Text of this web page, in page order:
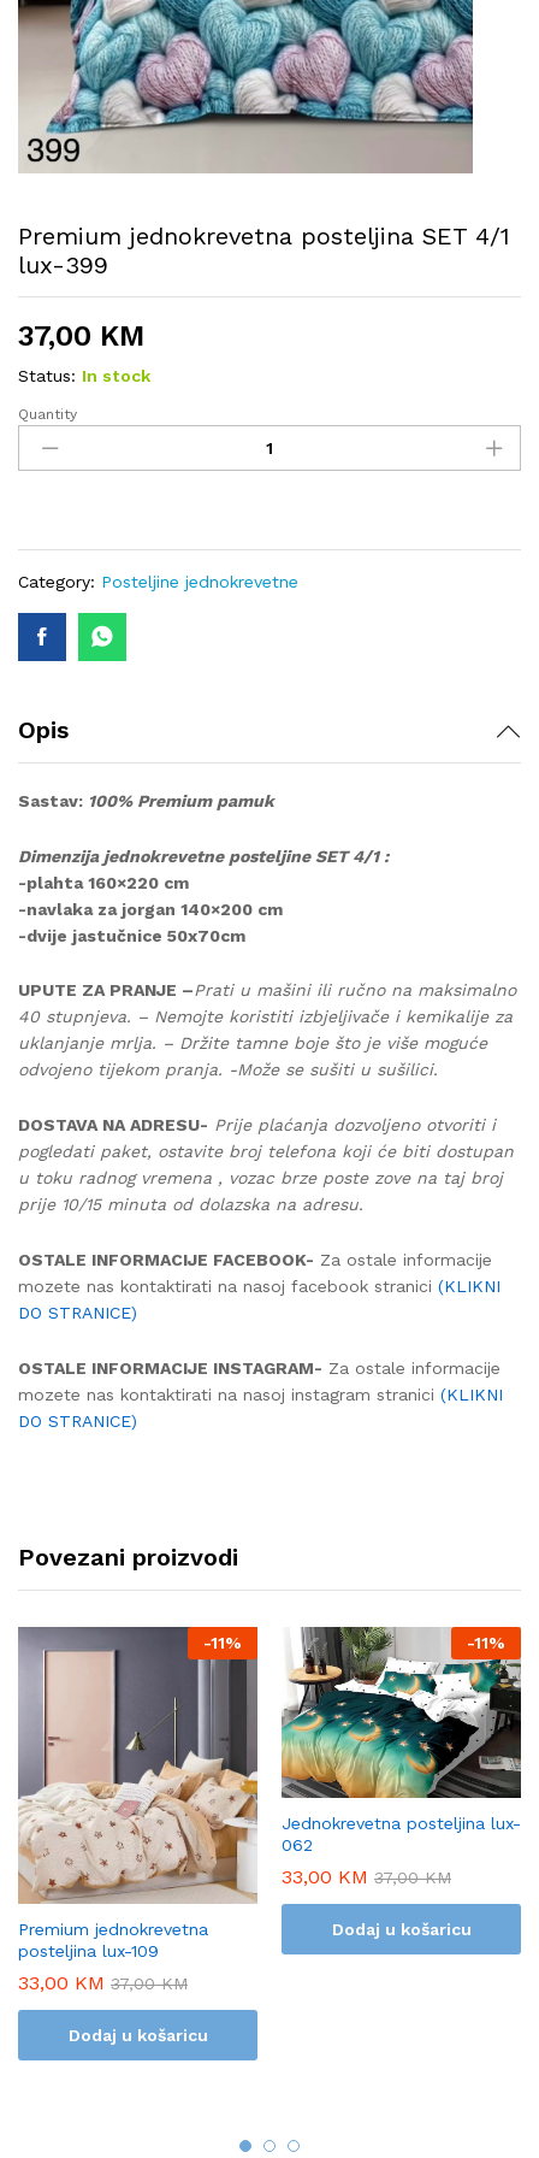
Premium jednokrevetna posteljina SET 4/1
lux-399
37,00 KM
Status: In stock
Premium
jednokrevetna
posteljina
lux-
399
Quantity
Category: Posteljine jednokrevetne
Opis
Sastav: 100% Premium pamuk
Dimenzija jednokrevetne posteljine SET 4/1 :
-plahta 160×220 cm
-navlaka za jorgan 140×200 cm
-dvije jastučnice 50x70cm
UPUTE ZA PRANJE –Prati u mašini ili ručno na maksimalno
40 stupnjeva. – Nemojte koristiti izbjeljivače i kemikalije za
uklanjanje mrlja. – Držite tamne boje što je više moguće
odvojeno tijekom pranja. -Može se sušiti u sušilici.
DOSTAVA NA ADRESU- Prije plaćanja dozvoljeno otvoriti i
pogledati paket, ostavite broj telefona koji će biti dostupan
u toku radnog vremena , vozac brze poste zove na taj broj
prije 10/15 minuta od dolazska na adresu.
OSTALE INFORMACIJE FACEBOOK- Za ostale informacije
mozete nas kontaktirati na nasoj facebook stranici (KLIKNI
DO STRANICE)
OSTALE INFORMACIJE INSTAGRAM- Za ostale informacije
mozete nas kontaktirati na nasoj instagram stranici (KLIKNI
DO STRANICE)
Povezani proizvodi
-11%
Premium jednokrevetna
posteljina lux-109
33,00 KM 37,00KM
Dodaj u košaricu
-11%
Jednokrevetna posteljina lux-
062
33,00 KM 37,00KM
Dodaj u košaricu